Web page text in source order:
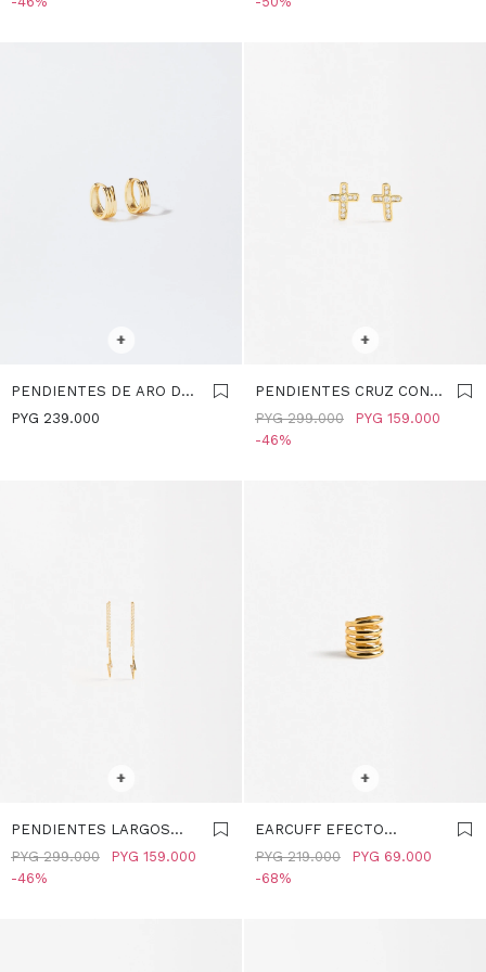
+
PENDIENTES DE ARO DE
PLATA 925 - DORADO
PYG 239.000
+
PENDIENTES CRUZ CON
CIRCONITAS - PLATA DE
LEY 925 - DORADO
PYG 159.000
PYG 299.000
46
+
PENDIENTES LARGOS
RAYO - PLATA DE LEY 925
- DORADO
PYG 159.000
PYG 299.000
46
+
EARCUFF EFECTO
MULTIARO - PLATA DE
LEY 925 - DORADO
PYG 69.000
PYG 219.000
68